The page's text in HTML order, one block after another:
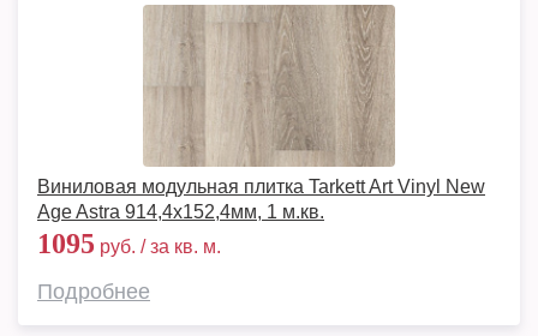
Виниловая модульная плитка Tarkett Art Vinyl New
Age Astra 914,4х152,4мм, 1 м.кв.
1095 руб. / за кв. м.
Подробнее